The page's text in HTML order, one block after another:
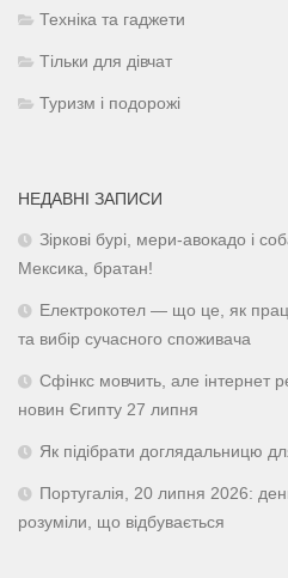
Техніка та гаджети
Тільки для дівчат
Туризм і подорожі
НЕДАВНІ ЗАПИСИ
Зіркові бурі, мери-авокадо і
Мексика, братан!
Електрокотел — що це, як
та вибір сучасного споживача
Сфінкс мовчить, але інтернет
новин Єгипту 27 липня
Як підібрати доглядальницю
Португалія, 20 липня 2026:
розуміли, що відбувається